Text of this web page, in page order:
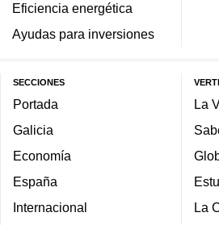
Eficiencia energética
Ayudas para inversiones
SECCIONES
Portada
Galicia
Economía
España
Internacional
La
La